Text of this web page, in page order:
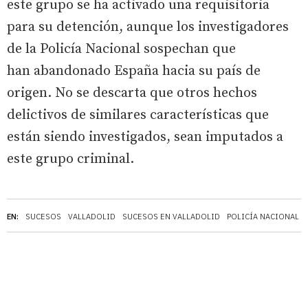
EN: SUCESOS VALLADOLID SUCESOS EN VALLADOLID POLICÍA NACIONAL
este grupo se ha activado una requisitoria
para su detención, aunque los investigadores
de la Policía Nacional sospechan que
han abandonado España hacia su país de
origen. No se descarta que otros hechos
delictivos de similares características que
están siendo investigados, sean imputados a
este grupo criminal.